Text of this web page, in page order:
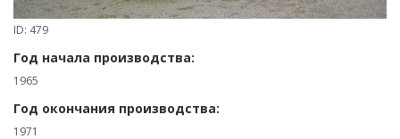
ID: 479
Год начала производства:
1965
Год окончания производства:
1971